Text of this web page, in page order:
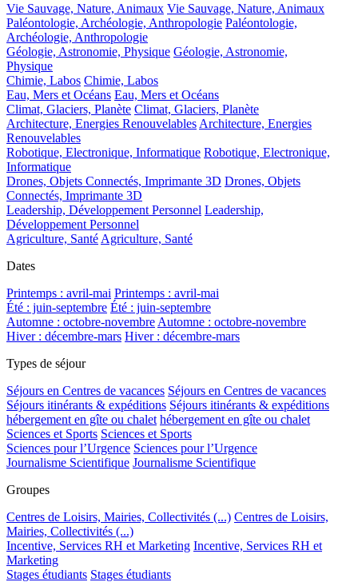
Vie Sauvage, Nature, Animaux Vie Sauvage, Nature, Animaux
Paléontologie, Archéologie, Anthropologie Paléontologie,
Archéologie, Anthropologie
Géologie, Astronomie, Physique Géologie, Astronomie,
Physique
Chimie, Labos Chimie, Labos
Eau, Mers et Océans Eau, Mers et Océans
Climat, Glaciers, Planète Climat, Glaciers, Planète
Architecture, Energies Renouvelables Architecture, Energies
Renouvelables
Robotique, Electronique, Informatique Robotique, Electronique,
Informatique
Drones, Objets Connectés, Imprimante 3D Drones, Objets
Connectés, Imprimante 3D
Leadership, Développement Personnel Leadership,
Développement Personnel
Agriculture, Santé Agriculture, Santé
Dates
Printemps : avril-mai Printemps : avril-mai
Été : juin-septembre Été : juin-septembre
Automne : octobre-novembre Automne : octobre-novembre
Hiver : décembre-mars Hiver : décembre-mars
Types de séjour
Séjours en Centres de vacances Séjours en Centres de vacances
Séjours itinérants & expéditions Séjours itinérants & expéditions
hébergement en gîte ou chalet hébergement en gîte ou chalet
Sciences et Sports Sciences et Sports
Sciences pour l’Urgence Sciences pour l’Urgence
Journalisme Scientifique Journalisme Scientifique
Groupes
Centres de Loisirs, Mairies, Collectivités (...) Centres de Loisirs,
Mairies, Collectivités (...)
Incentive, Services RH et Marketing Incentive, Services RH et
Marketing
Stages étudiants Stages étudiants